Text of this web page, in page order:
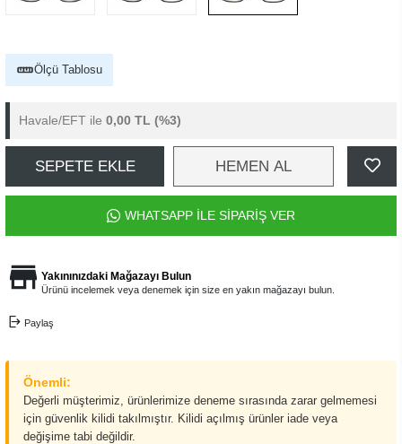
Ölçü Tablosu
Havale/EFT ile 0,00 TL (%3)
SEPETE EKLE HEMEN AL
WHATSAPP İLE SİPARİŞ VER
Yakınınızdaki Mağazayı Bulun
Ürünü incelemek veya denemek için size en yakın mağazayı bulun.
Paylaş
Önemli:
Değerli müşterimiz, ürünlerimize deneme sırasında zarar gelmemesi
için güvenlik kilidi takılmıştır. Kilidi açılmış ürünler iade veya
değişime tabi değildir.